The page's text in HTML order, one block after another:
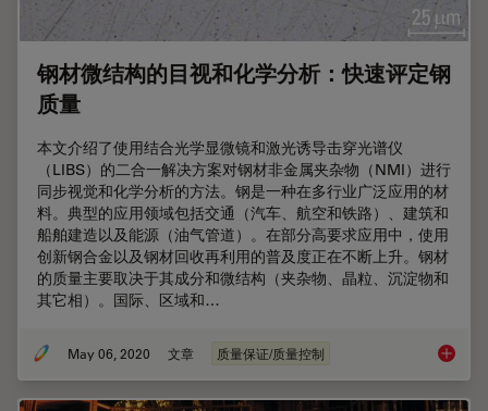
钢材微结构的目视和化学分析：快速评定钢
质量
本文介绍了使用结合光学显微镜和激光诱导击穿光谱仪
（LIBS）的二合一解决方案对钢材非金属夹杂物（NMI）进行
同步视觉和化学分析的方法。钢是一种在多行业广泛应用的材
料。典型的应用领域包括交通（汽车、航空和铁路）、建筑和
船舶建造以及能源（油气管道）。在部分高要求应用中，使用
创新钢合金以及钢材回收再利用的普及度正在不断上升。钢材
的质量主要取决于其成分和微结构（夹杂物、晶粒、沉淀物和
其它相）。国际、区域和…
May 06, 2020 文章 质量保证/质量控制 钢材微